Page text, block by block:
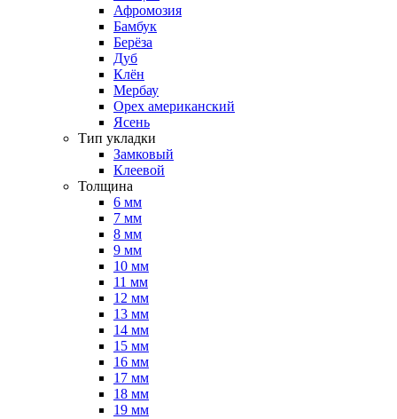
Афромозия
Бамбук
Берёза
Дуб
Клён
Мербау
Орех американский
Ясень
Тип укладки
Замковый
Клеевой
Толщина
6 мм
7 мм
8 мм
9 мм
10 мм
11 мм
12 мм
13 мм
14 мм
15 мм
16 мм
17 мм
18 мм
19 мм